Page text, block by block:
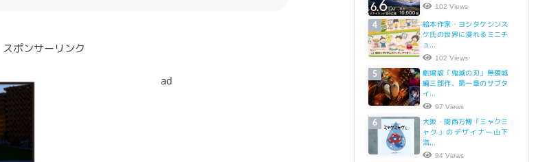
スポンサーリンク
ad
102 Views
4
絵本作家・ヨシタケシンス
ケ氏の世界に浸れるミニチ
ュ...
102 Views
5
劇場版「鬼滅の刃」無限城
編三部作、第一章のサブタ
イ...
97 Views
6
大阪・関西万博「ミャクミ
ャク」のデザイナー山下
浩...
94 Views